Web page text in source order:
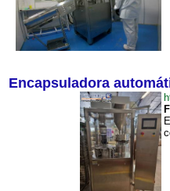
Encapsuladora